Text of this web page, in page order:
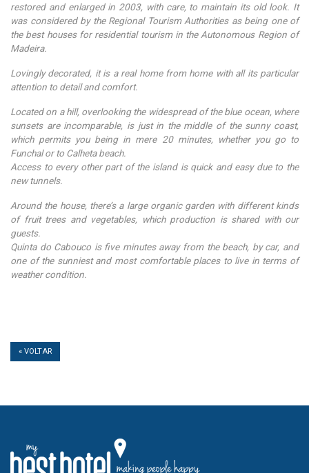
restored and enlarged in 2003, with care, to maintain its old look. It
was considered by the Regional Tourism Authorities as being one of
the best houses for residential tourism in the Autonomous Region of
Madeira.
Lovingly decorated, it is a real home from home with all its particular
attention to detail and comfort.
Located on a hill, overlooking the widespread of the blue ocean, where
sunsets are incomparable, is just in the middle of the sunny coast,
which permits you being in mere 20 minutes, whether you go to
Funchal or to Calheta beach.
Access to every other part of the island is quick and easy due to the
new tunnels.
Around the house, there’s a large organic garden with different kinds
of fruit trees and vegetables, which production is shared with our
guests.
Quinta do Cabouco is five minutes away from the beach, by car, and
one of the sunniest and most comfortable places to live in terms of
weather condition.
« VOLTAR